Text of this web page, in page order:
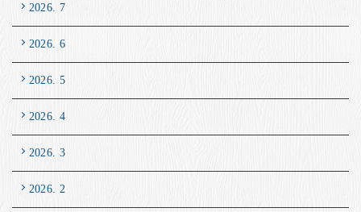
2026. 7
2026. 6
2026. 5
2026. 4
2026. 3
2026. 2